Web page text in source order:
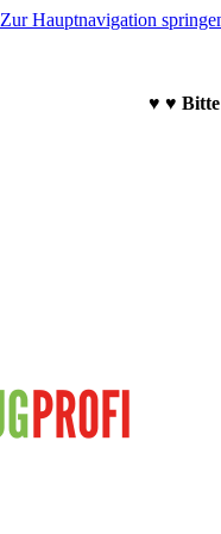
Zur Hauptnavigation
♥ ♥ Bitte